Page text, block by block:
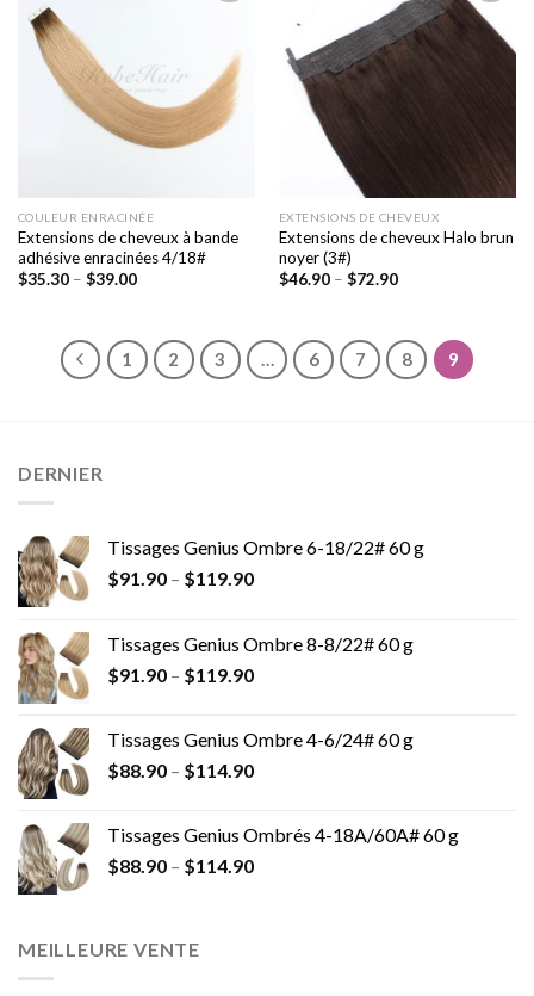
souhaits
COULEUR ENRACINÉE
Extensions de cheveux à bande
adhésive enracinées 4/18#
$35.30– $39.00
Ajouter
à la liste
EXTENSIONS DE CHEVEUX
Extensions de cheveux Halo brun
noyer (3#)
$46.90– $72.90
1 2 3 … 6 7 8 9
DERNIER
Tissages Genius Ombre 6-18/22# 60 g
$91.90 – $119.90
Tissages Genius Ombre 8-8/22# 60 g
$91.90 – $119.90
Tissages Genius Ombre 4-6/24# 60 g
$88.90 – $114.90
Tissages Genius Ombrés 4-18A/60A# 60 g
$88.90 – $114.90
MEILLEURE VENTE